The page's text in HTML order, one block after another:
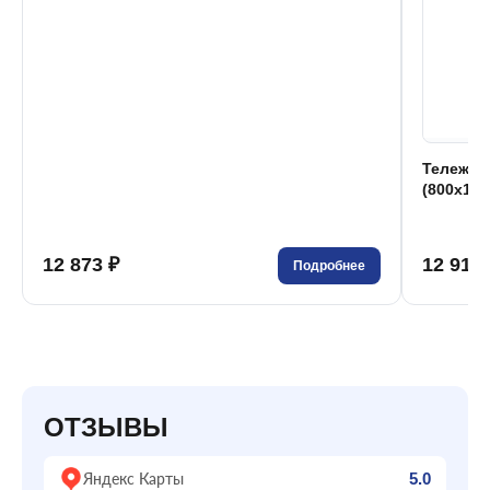
12 873 ₽ Подробнее 12 912
ОТЗЫВЫ
Яндекс Карты 5.0